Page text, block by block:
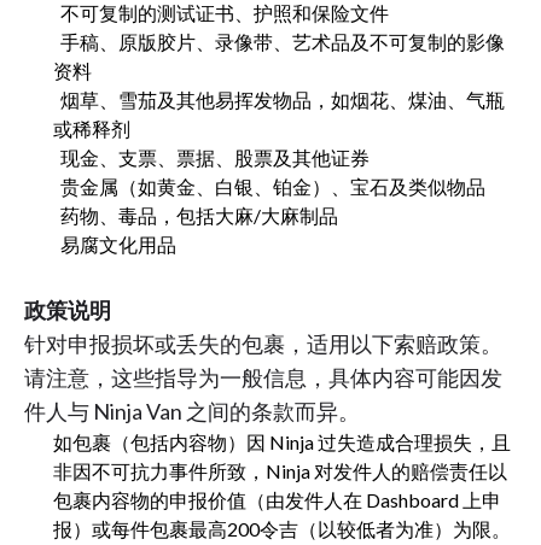
不可复制的测试证书、护照和保险文件
手稿、原版胶片、录像带、艺术品及不可复制的影像
资料
烟草、雪茄及其他易挥发物品，如烟花、煤油、气瓶
或稀释剂
现金、支票、票据、股票及其他证券
贵金属（如黄金、白银、铂金）、宝石及类似物品
药物、毒品，包括大麻/大麻制品
易腐文化用品
政策说明
针对申报损坏或丢失的包裹，适用以下索赔政策。
请注意，这些指导为一般信息，具体内容可能因发
件人与 Ninja Van 之间的条款而异。
如包裹（包括内容物）因 Ninja 过失造成合理损失，且
非因不可抗力事件所致，Ninja 对发件人的赔偿责任以
包裹内容物的申报价值（由发件人在 Dashboard 上申
报）或每件包裹最高200令吉（以较低者为准）为限。